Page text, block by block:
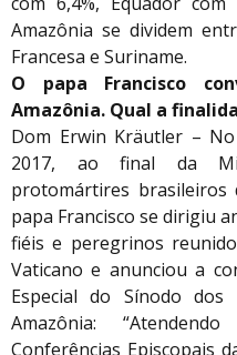
Amazônia se dividem
Francesa e Suriname.
O papa Francisco
Amazônia. Qual a
Dom Erwin Kräutler –
2017, ao final da
protomártires brasileiros
papa Francisco se dirigiu
fiéis e peregrinos
Vaticano e anunciou a
Especial do Sínodo
Amazônia:
Conferências Episcopais